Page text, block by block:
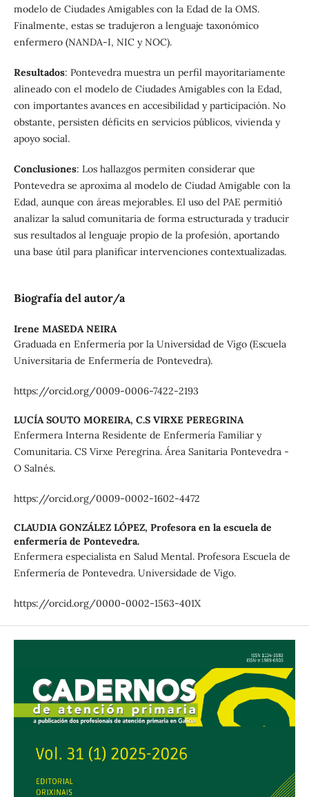
modelo de Ciudades Amigables con la Edad de la OMS.
Finalmente, estas se tradujeron a lenguaje taxonómico
enfermero (NANDA-I, NIC y NOC).
Resultados: Pontevedra muestra un perfil mayoritariamente
alineado con el modelo de Ciudades Amigables con la Edad,
con importantes avances en accesibilidad y participación. No
obstante, persisten déficits en servicios públicos, vivienda y
apoyo social.
Conclusiones: Los hallazgos permiten considerar que
Pontevedra se aproxima al modelo de Ciudad Amigable con la
Edad, aunque con áreas mejorables. El uso del PAE permitió
analizar la salud comunitaria de forma estructurada y traducir
sus resultados al lenguaje propio de la profesión, aportando
una base útil para planificar intervenciones contextualizadas.
Biografía del autor/a
Irene MASEDA NEIRA
Graduada en Enfermería por la Universidad de Vigo (Escuela
Universitaria de Enfermería de Pontevedra).
https://orcid.org/0009-0006-7422-2193
LUCÍA SOUTO MOREIRA, C.S VIRXE PEREGRINA
Enfermera Interna Residente de Enfermería Familiar y
Comunitaria. CS Virxe Peregrina. Área Sanitaria Pontevedra -
O Salnés.
https://orcid.org/0009-0002-1602-4472
CLAUDIA GONZÁLEZ LÓPEZ, Profesora en la escuela de
enfermería de Pontevedra.
Enfermera especialista en Salud Mental. Profesora Escuela de
Enfermería de Pontevedra. Universidade de Vigo.
https://orcid.org/0000-0002-1563-401X